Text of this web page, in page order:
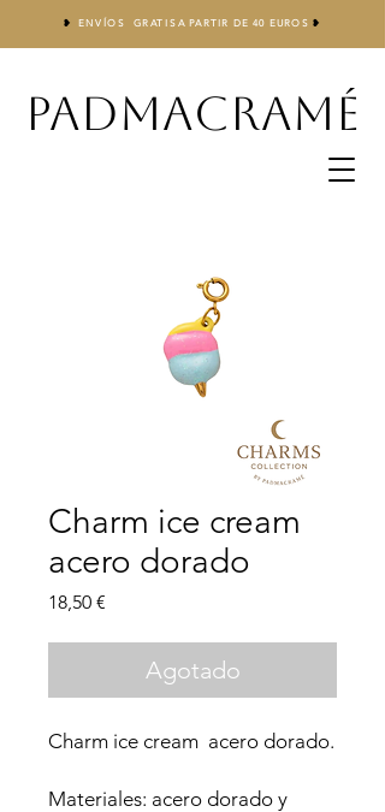
❥ ENVÍOS GRATIS A PARTIR DE 40 EUROS ❥
PADMACRAMÉ
Charm ice cream
acero dorado
18,50 €
Agotado
Charm ice cream acero dorado.
Materiales: acero dorado y